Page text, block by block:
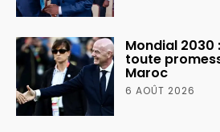
Mondial 2030
toute
Maroc
6 AOÛT 2026